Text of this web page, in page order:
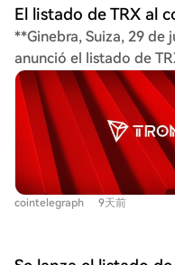
introducción del trading
suma al impulso
incluye servicios de
Anchorage Digital. La
refleja la creciente
digitales regulados.
stablecoins con más de
circulación. Justin Sun, fundador de TRON, destacó que
este producto
digitales en los
Michael Dunn,
contrato de futuros
posibles ETFs al contado de TRX. El
la introducción previa
Bitnomial y se suma al
**Ginebra, Suiza, 29 de
anunció el listado de
perpetuos en
el acceso al token
ecosistemas blockchain más
permitirá a los
elegibles operar con
perpetuos en su
más de $400 mil millones
cointelegraph 9天前